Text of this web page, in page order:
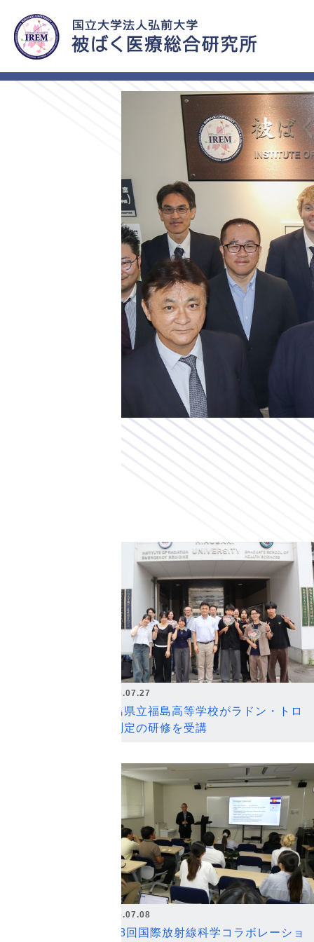
2026.07.27
福島県立福島高等学校がラドン・トロ
ン測定の研修を受講
2026.07.08
第18回国際放射線科学コラボレーショ